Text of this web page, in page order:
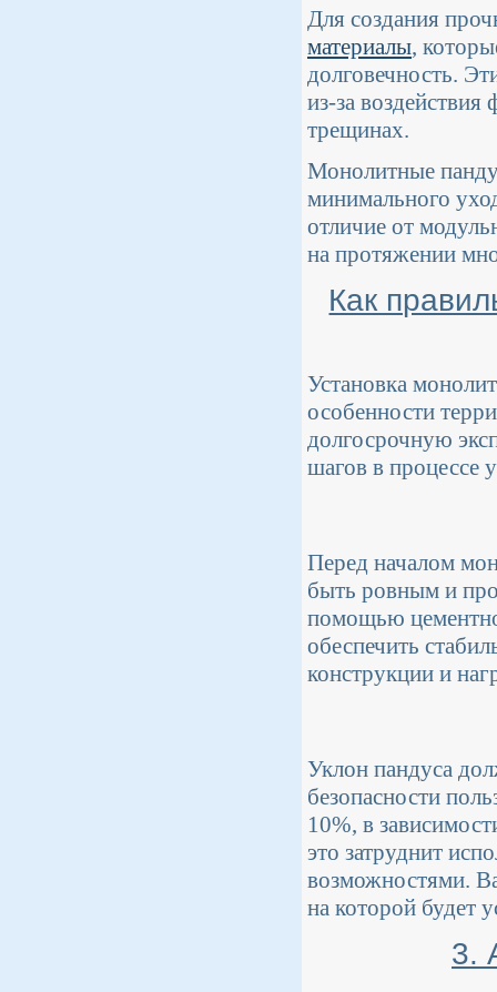
Для создания
материалы,
долговечность.
из-за
трещинах.
Монолитные
минимального
отличие от
на протяжении
Как
Установка
особенности
долгосрочную
шагов в процессе
Перед началом
быть ровным и
помощью
обеспечить
конструкции и
Уклон пандуса
безопасности
10%, в
это затруднит
возможностями.
на которой будет
3.